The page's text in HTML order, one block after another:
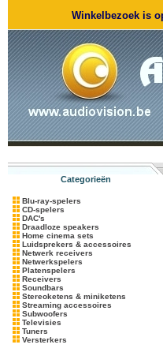
Winkelbezoek is
Categorieën
Blu-ray-spelers
CD-spelers
DAC's
Draadloze speakers
Home cinema sets
Luidsprekers & accessoires
Netwerk receivers
Netwerkspelers
Platenspelers
Receivers
Soundbars
Stereoketens & miniketens
Streaming accessoires
Subwoofers
Televisies
Tuners
Versterkers